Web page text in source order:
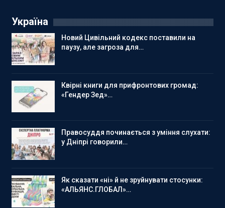
Україна
Новий Цивільний кодекс поставили на
паузу, але загроза для…
Квірні книги для прифронтових громад:
«Гендер Зед»…
Правосуддя починається з уміння слухати:
у Дніпрі говорили…
Як сказати «ні» й не зруйнувати стосунки:
«АЛЬЯНС.ГЛОБАЛ»…